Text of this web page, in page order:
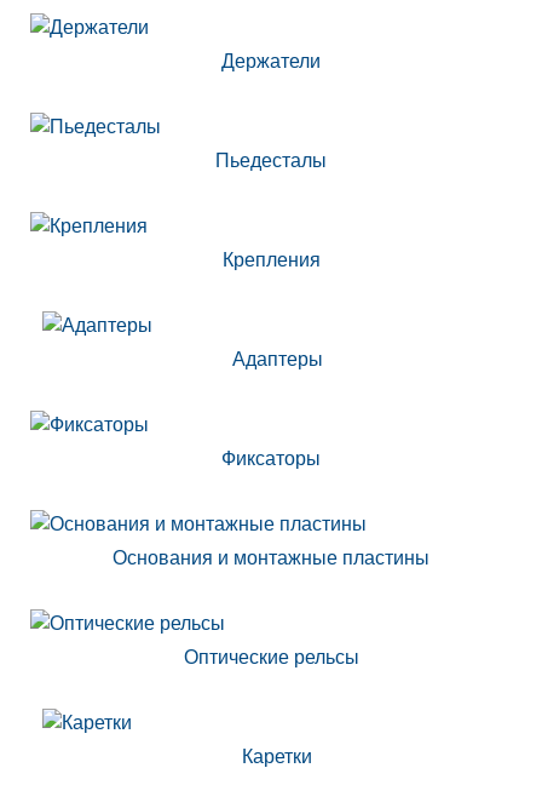
Держатели
Пьедесталы
Крепления
Адаптеры
Фиксаторы
Основания и монтажные пластины
Оптические рельсы
Каретки